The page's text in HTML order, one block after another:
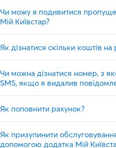
Чи можу я подивитися
Мій Київстар?
Як дізнатися скільки коштів на
Чи можна дізнатися номер, з
SMS, якщо я видалив
Як поповнити рахунок?
Як призупинити
допомогою додатка Мій